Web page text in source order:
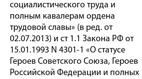
социалистического труда и
полным кавалерам ордена
трудовой славы» (в ред. от
02.07.2013) и ст 1.1 Закона РФ от
15.01.1993 N 4301-1 «О статусе
Героев Советского Союза, Героев
Российской Федерации и полных